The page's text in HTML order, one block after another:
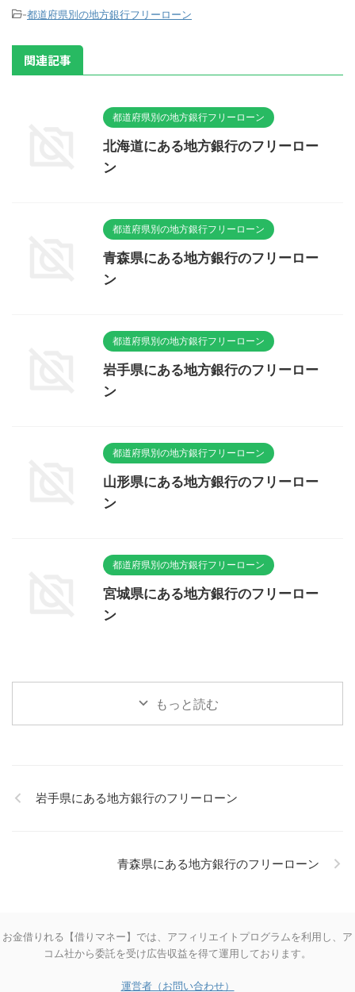
-都道府県別の地方銀行フリーローン
関連記事
都道府県別の地方銀行フリーローン
北海道にある地方銀行のフリーロー
ン
都道府県別の地方銀行フリーローン
青森県にある地方銀行のフリーロー
ン
都道府県別の地方銀行フリーローン
岩手県にある地方銀行のフリーロー
ン
都道府県別の地方銀行フリーローン
山形県にある地方銀行のフリーロー
ン
都道府県別の地方銀行フリーローン
宮城県にある地方銀行のフリーロー
ン
もっと読む
岩手県にある地方銀行のフリーローン
青森県にある地方銀行のフリーローン
お金借りれる【借りマネー】では、アフィリエイトプログラムを利用し、ア
コム社から委託を受け広告収益を得て運用しております。
運営者（お問い合わせ）